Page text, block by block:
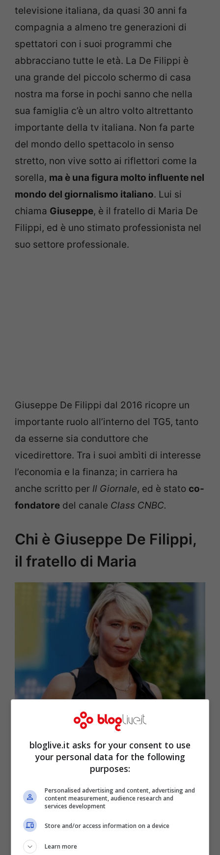
televisione italiana, da quasi 30 anni fa
compagnia a almeno tre generazioni di
spettatori con i suoi programmi che
abbracciano tutte le età. La De Filippi è
una grande del piccolo schermo di casa
nostra ma forse in pochi sanno che nella
sua famiglia c’è un altro volto altrettanto
importante della tv italiana. Non fa parte
del mondo dello spettacolo in senso
stretto, non vive sotto ai riflettori come la
sorella, ma è una figura molto influente nel
mondo del giornalismo italiano. Lui si
chiama Giuseppe, è il fratello di Maria De
Filippi, ed è uno stimato professionista nel
suo settore professionale.
Giuseppe De Filippi dal 2016 ricopre un
importante ruolo all’interno del TG5, tanto
da esserne sia conduttore che
vicedirettore. Tra i suoi ambìti di interesse
l’economia e la finanza; in carriera ha
anche scritto per Il Giornale, ed è stato co-
fondatore del canale Class CNBC.
Chi è Giuseppe De Filippi,
il fratello di Maria
bloglive.it asks for your consent to use
your personal data for the following
purposes:
Personalised advertising and content, advertising and
content measurement, audience research and
services development
Store and/or access information on a device
Learn more